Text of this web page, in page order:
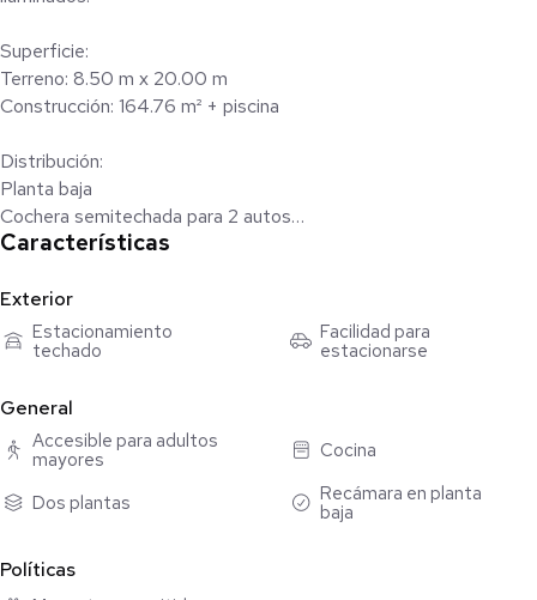
Superficie:
Terreno: 8.50 m x 20.00 m
Construcción: 164.76 m² + piscina
Distribución:
Planta baja
Cochera semitechada para 2 autos
Sala
Cocina con carpintería
Recámara con espacio para clóset
Baño completo
Área de servicio
Pasillo de servicio
Piscina de 3.00 x 2.50 m con acabado chukum
Área para jardín (no incluye jardín)
Recámara principal con terraza, clóset vestidor y baño completo
Características
Exterior
Estacionamiento
techado
Facilidad para
estacionarse
General
Accesible para adultos
mayores
Cocina
Dos plantas
Recámara en planta
baja
Políticas